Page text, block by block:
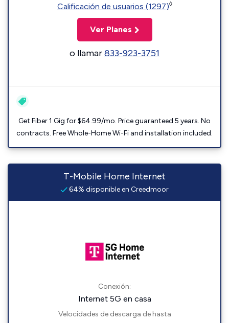
Calificación de usuarios (1297)◊
Ver Planes
o llamar833-923-3751
Get Fiber 1 Gig for $64.99/mo. Price guaranteed 5 years. No
contracts. Free Whole-Home Wi-Fi and installation included.
T-Mobile Home Internet
64% disponible en Creedmoor
Conexión:
Internet 5G en casa
Velocidades de descarga de hasta